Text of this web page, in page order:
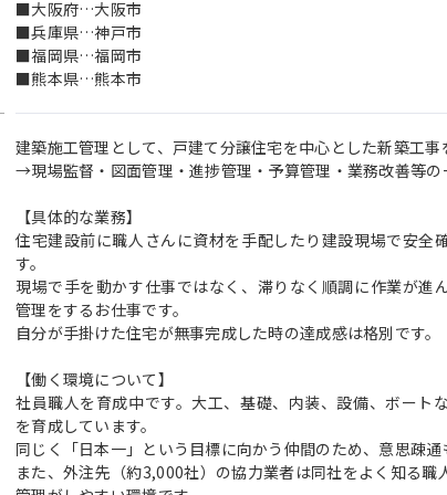
■大阪府…大阪市
■兵庫県…神戸市
■福岡県…福岡市
■熊本県…熊本市
建築施工管理として、戸建て分譲住宅を中心とした新築工事
→現場監督・図面管理・進捗管理・予算管理・業務改善等の
【具体的な業務】
住宅建設前に職人さんに資材を手配したり建設現場で安全
す。
現場で手を動かす仕事ではなく、滞りなく順調に作業が進
管理をするお仕事です。
自分が手掛けた住宅が無事完成した時の達成感は格別です。
【働く環境について】
社員職人を育成中です。大工、基礎、内装、設備、ボート
を育成しています。
同じく「日本一」という目標に向かう仲間のため、意思疎通
また、外注先（約3,000社）の協力業者は同社をよく知る